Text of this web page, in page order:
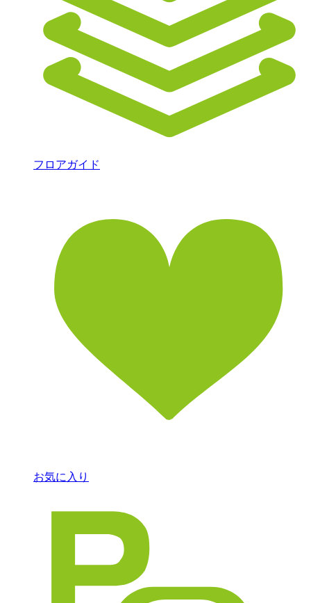
フロアガイド
お気に入り